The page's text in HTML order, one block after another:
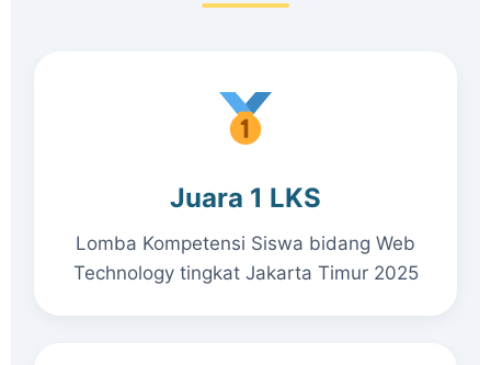
Juara 1 LKS
Lomba Kompetensi Siswa bidang Web
Technology tingkat Jakarta Timur 2025